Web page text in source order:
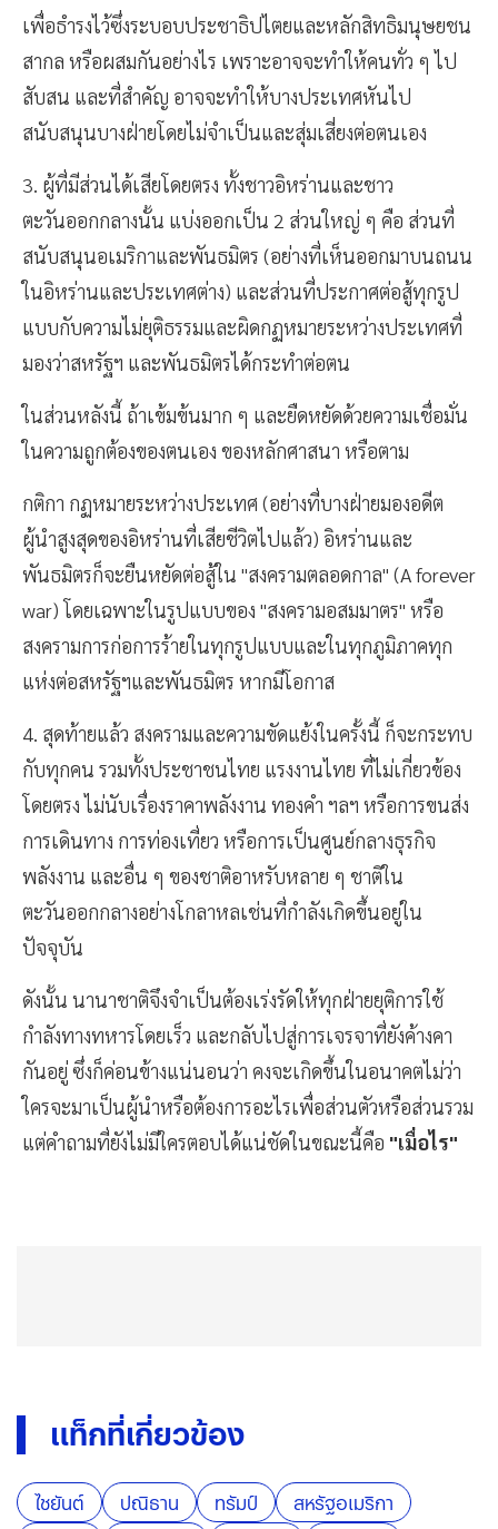
เพื่อธำรงไว้ซึ่งระบอบประชาธิปไตยและหลักสิทธิมนุษยชน
สากล หรือผสมกันอย่างไร เพราะอาจจะทำให้คนทั่ว ๆ ไป
สับสน และที่สำคัญ อาจจะทำให้บางประเทศหันไป
สนับสนุนบางฝ่ายโดยไม่จำเป็นและสุ่มเสี่ยงต่อตนเอง
3. ผู้ที่มีส่วนได้เสียโดยตรง ทั้งชาวอิหร่านและชาว
ตะวันออกกลางนั้น แบ่งออกเป็น 2 ส่วนใหญ่ ๆ คือ ส่วนที่
สนับสนุนอเมริกาและพันธมิตร (อย่างที่เห็นออกมาบนถนน
ในอิหร่านและประเทศต่าง) และส่วนที่ประกาศต่อสู้ทุกรูป
แบบกับความไม่ยุติธรรมและผิดกฏหมายระหว่างประเทศที่
มองว่าสหรัฐฯ และพันธมิตรได้กระทำต่อตน
ในส่วนหลังนี้ ถ้าเข้มข้นมาก ๆ และยืดหยัดด้วยความเชื่อมั่น
ในความถูกต้องของตนเอง ของหลักศาสนา หรือตาม
กติกา กฏหมายระหว่างประเทศ (อย่างที่บางฝ่ายมองอดีต
ผู้นำสูงสุดของอิหร่านที่เสียชีวิตไปแล้ว) อิหร่านและ
พันธมิตรก็จะยืนหยัดต่อสู้ใน "สงครามตลอดกาล" (A forever
war) โดยเฉพาะในรูปแบบของ "สงครามอสมมาตร" หรือ
สงครามการก่อการร้ายในทุกรูปแบบและในทุกภูมิภาคทุก
แห่งต่อสหรัฐฯและพันธมิตร หากมีโอกาส
4. สุดท้ายแล้ว สงครามและความขัดแย้งในครั้งนี้ ก็จะกระทบ
กับทุกคน รวมทั้งประชาชนไทย แรงงานไทย ที่ไม่เกี่ยวข้อง
โดยตรง ไม่นับเรื่องราคาพลังงาน ทองคำ ฯลฯ หรือการขนส่ง
การเดินทาง การท่องเที่ยว หรือการเป็นศูนย์กลางธุรกิจ
พลังงาน และอื่น ๆ ของชาติอาหรับหลาย ๆ ชาติใน
ตะวันออกกลางอย่างโกลาหลเช่นที่กำลังเกิดขึ้นอยู่ใน
ปัจจุบัน
ดังนั้น นานาชาติจึงจำเป็นต้องเร่งรัดให้ทุกฝ่ายยุติการใช้
กำลังทางทหารโดยเร็ว และกลับไปสู่การเจรจาที่ยังค้างคา
กันอยู่ ซึ่งก็ค่อนข้างแน่นอนว่า คงจะเกิดขึ้นในอนาคตไม่ว่า
ใครจะมาเป็นผู้นำหรือต้องการอะไรเพื่อส่วนตัวหรือส่วนรวม
แต่คำถามที่ยังไม่มีใครตอบได้แน่ชัดในขณะนี้คือ "เมื่อไร"
แท็กที่เกี่ยวข้อง
ไชยันต์ ปณิธาน ทรัมป์
สหรัฐอเมริกา